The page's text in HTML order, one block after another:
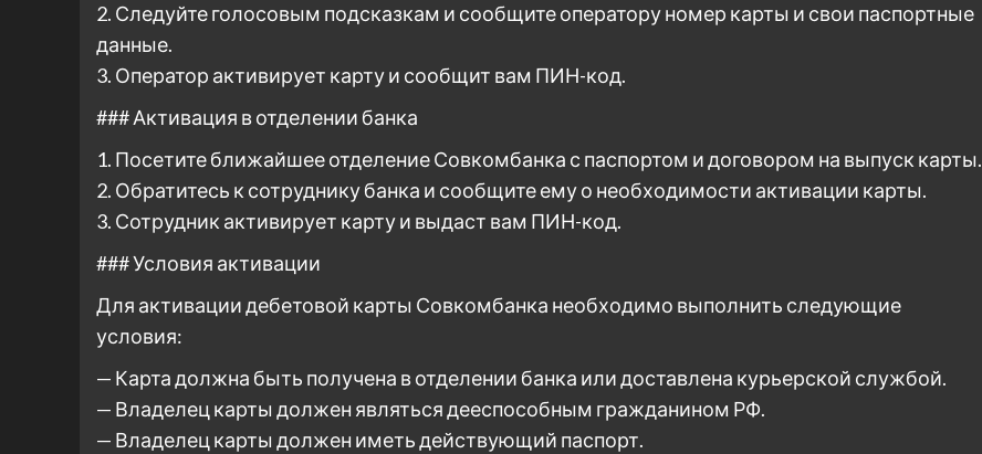
2. Следуйте голосовым подсказкам и сообщите оператору номер карты и свои паспортные
данные.
3. Оператор активирует карту и сообщит вам ПИН-код.
### Активация в отделении банка
1. Посетите ближайшее отделение Совкомбанка с паспортом и договором на выпуск карты.
2. Обратитесь к сотруднику банка и сообщите ему о необходимости активации карты.
3. Сотрудник активирует карту и выдаст вам ПИН-код.
### Условия активации
Для активации дебетовой карты Совкомбанка необходимо выполнить следующие
условия:
— Карта должна быть получена в отделении банка или доставлена курьерской службой.
— Владелец карты должен являться дееспособным гражданином РФ.
— Владелец карты должен иметь действующий паспорт.